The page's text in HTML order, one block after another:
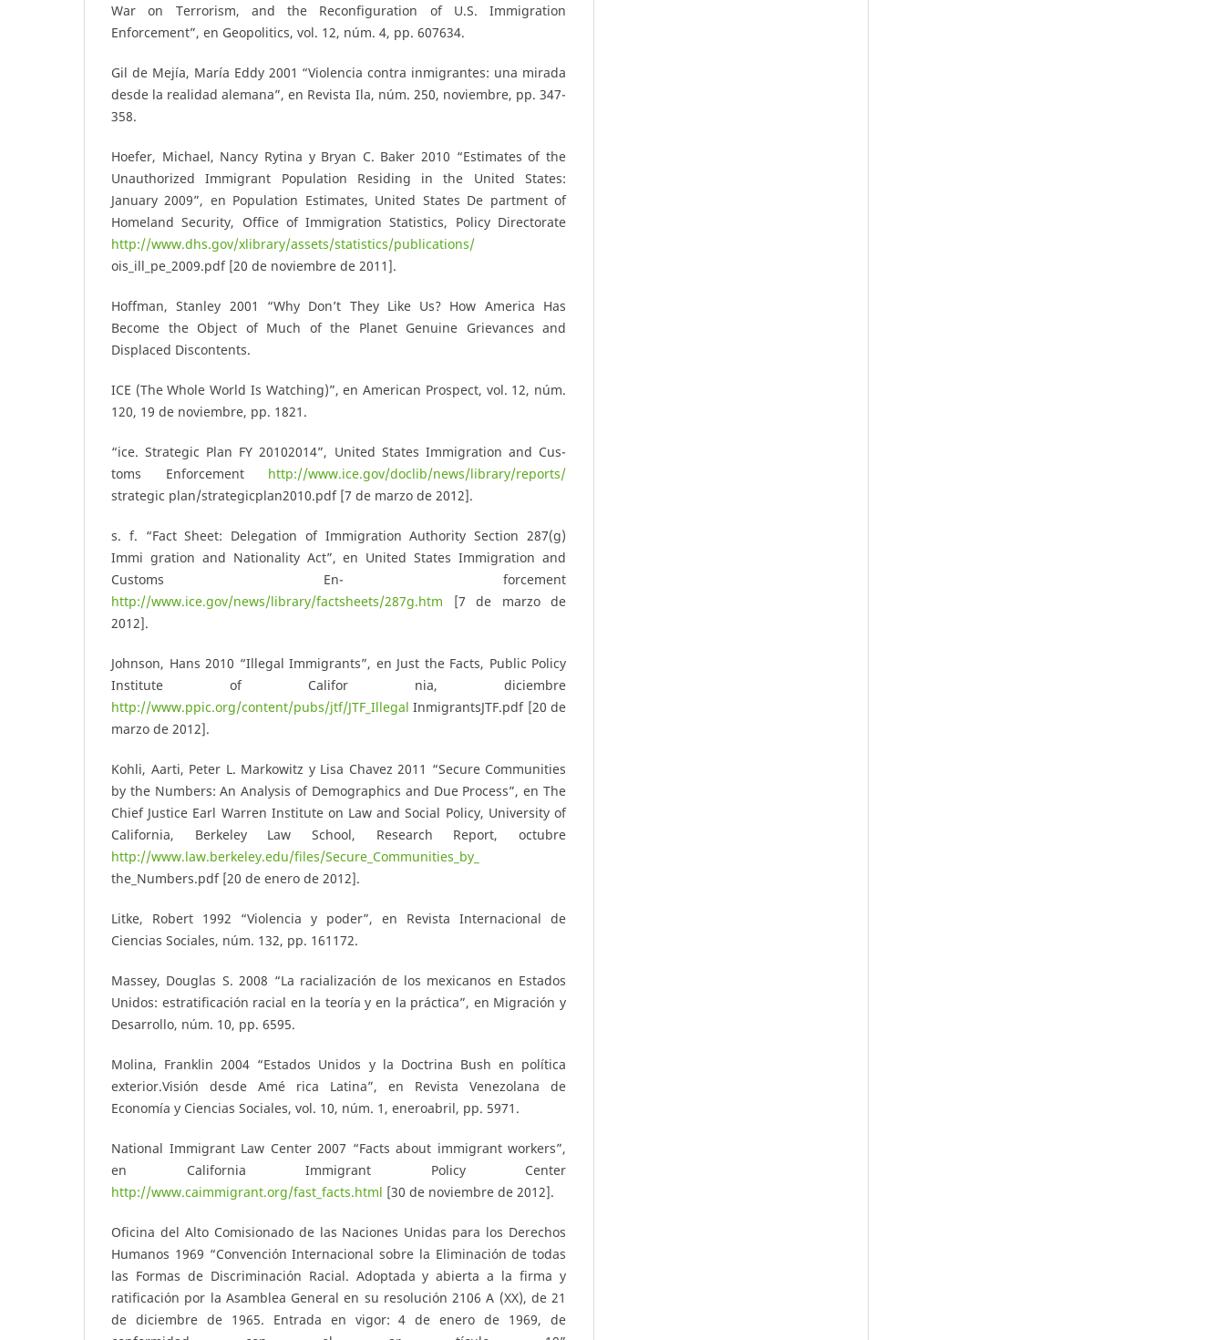
War on Terrorism, and the Reconfiguration of U.S. Immigration
Enforcement”, en Geopolitics, vol. 12, núm. 4, pp. 607­634.
Gil de Mejía, María Eddy 2001 “Violencia contra inmigrantes: una mirada
desde la realidad alemana”, en Revista Ila, núm. 250, noviembre, pp. 347­
358.
Hoefer, Michael, Nancy Rytina y Bryan C. Baker 2010 “Estimates of the
Unauthorized Immigrant Population Residing in the United States:
January 2009”, en Population Estimates, United States De­ partment of
Homeland Security, Office of Immigration Statistics, Policy Directorate
http://www.dhs.gov/xlibrary/assets/statistics/publications/
ois_ill_pe_2009.pdf [20 de noviembre de 2011].
Hoffman, Stanley 2001 “Why Don’t They Like Us? How America Has
Become the Object of Much of the Planet Genuine Grievances and
Displaced Discontents.
ICE (The Whole World Is Watching)”, en American Prospect, vol. 12, núm.
120, 19 de noviembre, pp. 18­21.
“ice. Strategic Plan FY 2010­2014”, United States Immigration and Cus­
toms Enforcement http://www.ice.gov/doclib/news/library/reports/
strategic plan/strategic­plan­2010.pdf [7 de marzo de 2012].
s. f. “Fact Sheet: Delegation of Immigration Authority Section 287(g)
Immi­ gration and Nationality Act”, en United States Immigration and
Customs En- forcement
http://www.ice.gov/news/library/factsheets/287g.htm [7 de marzo de
2012].
Johnson, Hans 2010 “Illegal Immigrants”, en Just the Facts, Public Policy
Institute of Califor­ nia, diciembre
http://www.ppic.org/content/pubs/jtf/JTF_Illegal InmigrantsJTF.pdf [20 de
marzo de 2012].
Kohli, Aarti, Peter L. Markowitz y Lisa Chavez 2011 “Secure Communities
by the Numbers: An Analysis of Demographics and Due Process”, en The
Chief Justice Earl Warren Institute on Law and Social Policy, University of
California, Berkeley Law School, Research Report, octubre
http://www.law.berkeley.edu/files/Secure_Communities_by_
the_Numbers.pdf [20 de enero de 2012].
Litke, Robert 1992 “Violencia y poder”, en Revista Internacional de
Ciencias Sociales, núm. 132, pp. 161­172.
Massey, Douglas S. 2008 “La racialización de los mexicanos en Estados
Unidos: estratificación racial en la teoría y en la práctica”, en Migración y
Desarrollo, núm. 10, pp. 65­95.
Molina, Franklin 2004 “Estados Unidos y la Doctrina Bush en política
exterior.Visión desde Amé­ rica Latina”, en Revista Venezolana de
Economía y Ciencias Sociales, vol. 10, núm. 1, enero­abril, pp. 59­71.
National Immigrant Law Center 2007 “Facts about immigrant workers”,
en California Immigrant Policy Center
http://www.caimmigrant.org/fast_facts.html [30 de noviembre de 2012].
Oficina del Alto Comisionado de las Naciones Unidas para los Derechos
Humanos 1969 “Convención Internacional sobre la Eliminación de todas
las Formas de Discriminación Racial. Adoptada y abierta a la firma y
ratificación por la Asamblea General en su resolución 2106 A (XX), de 21
de diciembre de 1965. Entrada en vigor: 4 de enero de 1969, de